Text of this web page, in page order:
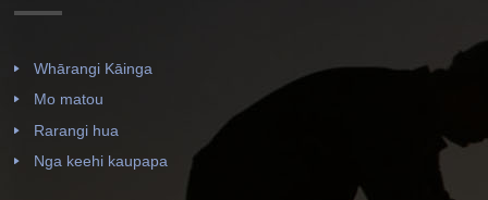
Whārangi Kāinga
Mo matou
Rarangi hua
Nga keehi kaupapa